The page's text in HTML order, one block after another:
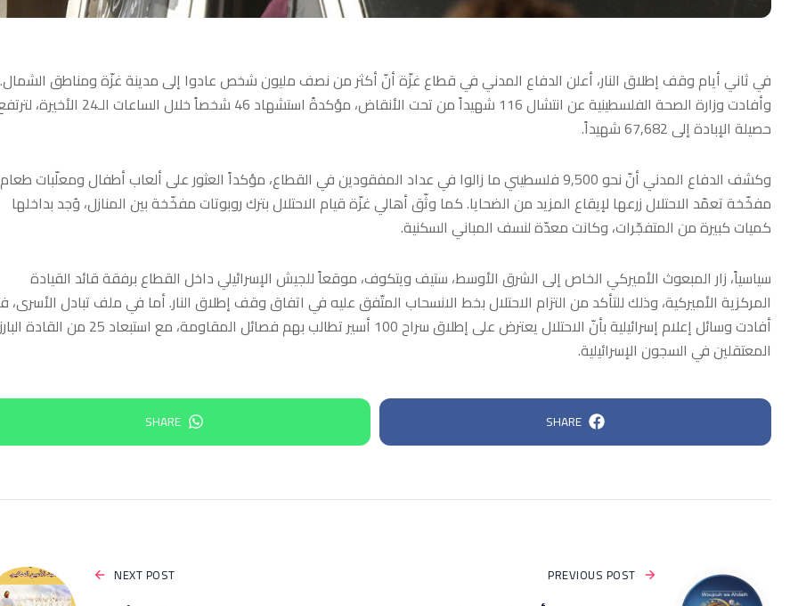
في ثاني أيام وقف إطلاق النار، أعلن الدفاع المدني في قطاع غزّة أنّ أكثر من نصف مليون شخص عادوا إلى مدينة غزّة ومناطق الشمال.
وأفادت وزارة الصحة الفلسطينية عن انتشال 116 شهيداً من تحت الأنقاض، مؤكدةً استشهاد 46 شخصاً خلال الساعات الـ24
حصيلة الإبادة إلى 67,682 شهيداً.
وكشف الدفاع المدني أنّ نحو 9,500 فلسطيني ما زالوا في عداد المفقودين في القطاع، مؤكداً العثور على ألعاب أطفال ومعلّبات طعام
مفخّخة تعمّد الاحتلال زرعها لإيقاع المزيد من الضحايا. كما وثّق أهالي غزّة قيام الاحتلال بترك روبوتات مفخّخة بين المنازل، وُجد بداخلها
كميات كبيرة من المتفجّرات، وكانت معدّة لنسف المباني السكنية.
سياسياً، زار المبعوث الأميركي الخاص إلى الشرق الأوسط، ستيف ويتكوف، موقعاً للجيش الإسرائيلي داخل القطاع برفقة قائد القيادة
المركزية الأميركية، وذلك للتأكد من التزام الاحتلال بخط الانسحاب المتّفق عليه في اتفاق وقف إطلاق النار. أما في ملف تبادل الأسرى،
أفادت وسائل إعلام إسرائيلية بأنّ الاحتلال يعترض على إطلاق سراح 100 أسير تطالب بهم فصائل المقاومة، مع
المعتقلين في السجون الإسرائيلية.
SHARE
SHARE
PREVIOUS POST
NEXT POST